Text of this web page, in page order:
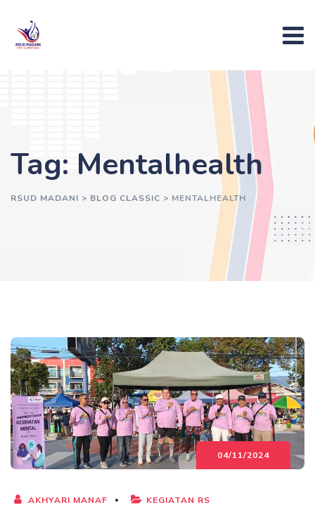
content
Tag: Mentalhealth
RSUD MADANI > BLOG CLASSIC > MENTALHEALTH
04/11/2024
AKHYARI MANAF KEGIATAN RS